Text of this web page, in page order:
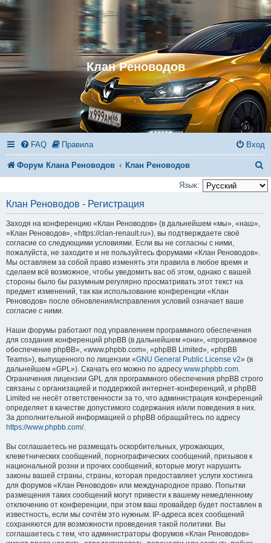
Клан Реноводов
FAQ Правила Вход
Форум Клана Реноводов Клан Реноводов
о
с
Язык:
Клан Реноводов - Регистрация
Заходя на конференцию «Клан Реноводов» (в дальнейшем «мы», «наш»,
«Клан Реноводов», «https://clan-renault.ru»), вы подтверждаете своё
согласие со следующими условиями. Если вы не согласны с ними,
пожалуйста, не заходите и не пользуйтесь форумами «Клан Реноводов».
Мы оставляем за собой право изменять эти правила в любое время и
сделаем всё возможное, чтобы уведомить вас об этом, однако с вашей
стороны было бы разумным регулярно просматривать этот текст на
предмет изменений, так как использование конференции «Клан
Реноводов» после обновления/исправления условий означает ваше
согласие с ними.
Наши форумы работают под управлением программного обеспечения
для создания конференций phpBB (в дальнейшем «они», «программное
обеспечение phpBB», «www.phpbb.com», «phpBB Limited», «phpBB
Teams»), выпущенного по лицензии «GNU General Public License v2» (в
дальнейшем «GPL»). Скачать его можно по адресу www.phpbb.com.
Ограничения лицензии GPL для программного обеспечения phpBB строго
связаны с организацией и поддержкой интернет-конференций, и phpBB
Limited не несёт ответственности за то, что администрация конференций
определяет в качестве допустимого содержания и/или поведения в них.
За дополнительной информацией о phpBB обращайтесь по адресу
https://www.phpbb.com/.
Вы соглашаетесь не размещать оскорбительных, угрожающих,
клеветнических сообщений, порнографических сообщений, призывов к
национальной розни и прочих сообщений, которые могут нарушить
законы вашей страны, страны, которая предоставляет услуги хостинга
для форумов «Клан Реноводов» или международное право. Попытки
размещения таких сообщений могут привести к вашему немедленному
отключению от конференции, при этом ваш провайдер будет поставлен в
известность, если мы сочтём это нужным. IP-адреса всех сообщений
сохраняются для возможности проведения такой политики. Вы
соглашаетесь с тем, что администраторы форумов «Клан Реноводов»